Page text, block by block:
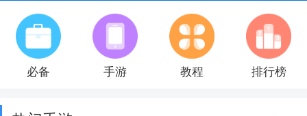
必备 手游 教程 排行榜